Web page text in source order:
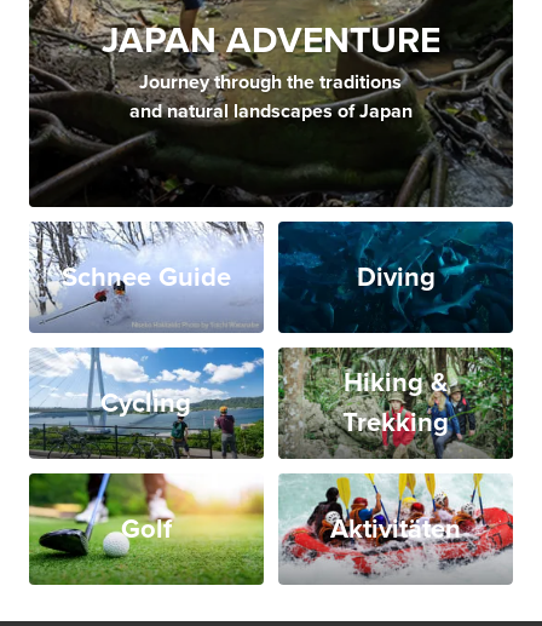
JAPAN ADVENTURE
Journey through the traditions
and natural landscapes of Japan
Schnee Guide Diving
Cycling
Hiking &
Trekking
Golf Aktivitäten